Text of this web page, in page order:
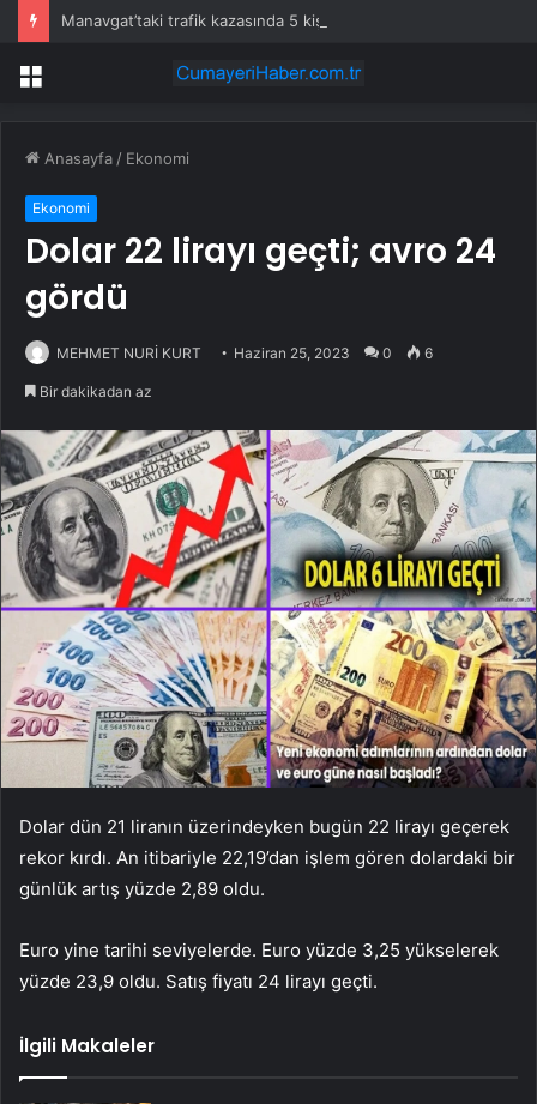
Manavgat’taki trafik kazasında 5 kişi hayatını kaybetti
Menü
Anasayfa / Ekonomi
Ekonomi
Dolar 22 lirayı geçti; avro 24
gördü
MEHMET NURİ KURT Haziran 25, 2023 0 6
Bir dakikadan az
Dolar dün 21 liranın üzerindeyken bugün 22 lirayı geçerek
rekor kırdı. An itibariyle 22,19’dan işlem gören dolardaki bir
günlük artış yüzde 2,89 oldu.
Euro yine tarihi seviyelerde. Euro yüzde 3,25 yükselerek
yüzde 23,9 oldu. Satış fiyatı 24 lirayı geçti.
İlgili Makaleler